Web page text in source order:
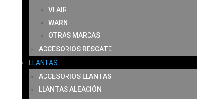
VI AIR
WARN
OTRAS MARCAS
ACCESORIOS RESCATE
LLANTAS
ACCESORIOS LLANTAS
LLANTAS ALEACIÓN